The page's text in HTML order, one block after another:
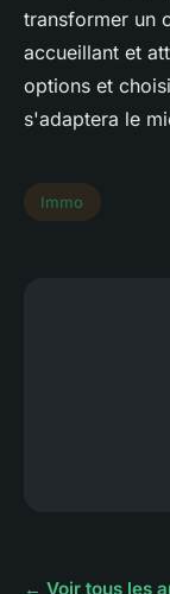
transformer un
accueillant et
options et
s'adaptera le
Immo
← Voir tous les